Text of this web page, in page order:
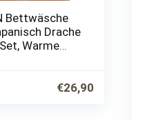
Bettwäsche
Drache
Warme
– 1
€26,90